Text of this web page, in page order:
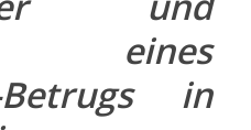
eines
Betrugs in